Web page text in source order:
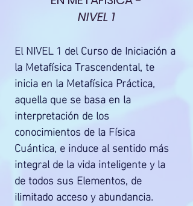
NIVEL 1
El NIVEL 1 del Curso de Iniciación a
la Metafísica Trascendental, te
inicia en la Metafísica Práctica,
aquella que se basa en la
interpretación de los
conocimientos de la Física
Cuántica, e induce al sentido más
integral de la vida inteligente y la
de todos sus Elementos, de
ilimitado acceso y abundancia.